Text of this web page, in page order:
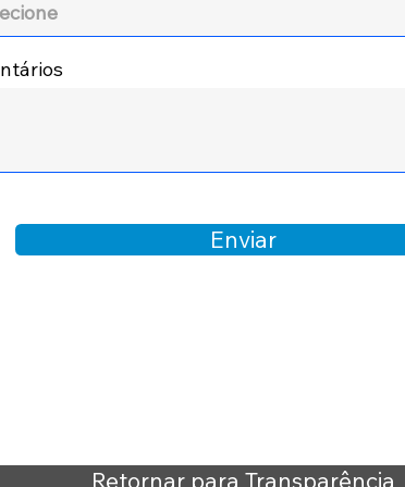
Enviar
Retornar para Transparência